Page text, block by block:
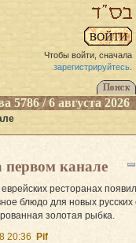
Чтобы войти, сначала
зарегистрируйтесь.
5786 / 6 августа 2026
первом канале
ресторанах
блюдо для новых русских
золотая рыбка.
20:36
Pif